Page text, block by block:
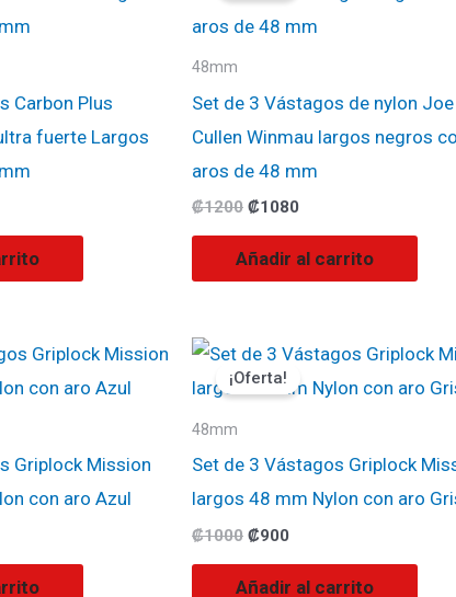
Carbon Plus
fuerte Largos
48mm
Set de 3 Vástagos de nylon Joe
Cullen Winmau largos negros
aros de 48 mm
₡1200
₡1200.
₡1080
₡1080.
Añadir al carrito
Griplock Mission
con aro Azul
¡Oferta!
48mm
Set de 3 Vástagos Griplock
largos 48 mm Nylon con aro
₡1000
El
precio
original
₡900
El
precio
actual
Añadir al carrito